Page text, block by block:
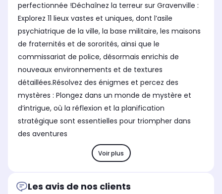
perfectionnée !Déchaînez la terreur sur Gravenville :
Explorez 11 lieux vastes et uniques, dont l’asile
psychiatrique de la ville, la base militaire, les maisons
de fraternités et de sororités, ainsi que le
commissariat de police, désormais enrichis de
nouveaux environnements et de textures
détaillées.Résolvez des énigmes et percez des
mystères : Plongez dans un monde de mystère et
d’intrigue, où la réflexion et la planification
stratégique sont essentielles pour triompher dans
des aventures
Voir plus
Les avis de nos clients